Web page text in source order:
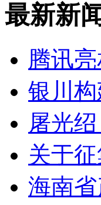
最新新闻
腾讯
银川
屠光
关于
海南